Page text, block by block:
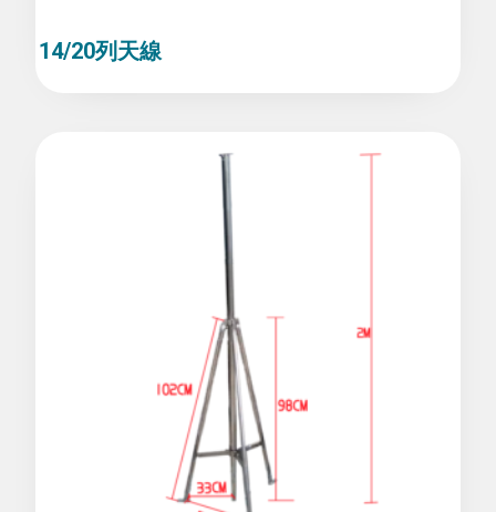
14/20列天線